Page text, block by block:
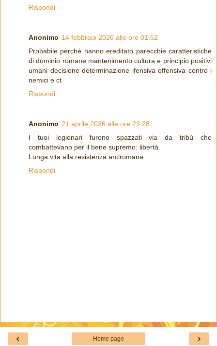
Rispondi
Anonimo 14 febbraio 2026 alle ore 01:52
Probabile perché hanno ereditato parecchie caratteristiche
di dominio romane mantenimento cultura e principio positivi
umani decisione determinazione ifensiva offensiva contro i
nemici e ct
Rispondi
Anonimo 21 aprile 2026 alle ore 23:28
I tuoi legionari furono spazzati via da tribù che
combattevano per il bene supremo: libertà.
Lunga vita alla resistenza antiromana
Rispondi
‹ ›
Home page